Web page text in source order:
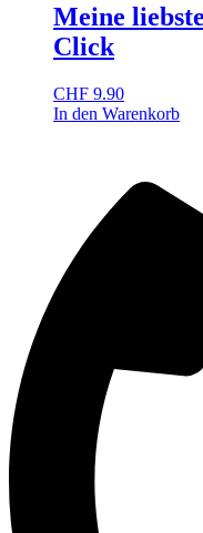
Meine
Click
CHF 9.90
In den Warenkorb